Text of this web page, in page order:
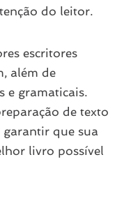
do leitor.
escritores
além de
e gramaticais.
de texto
garantir que sua
livro possível